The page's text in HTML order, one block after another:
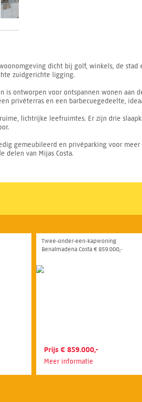
dicht bij golf, winkels, de
zuidgerichte ligging.
ontworpen voor ontspannen wonen aan
privéterras en een barbecuegedeelte,
lichtrijke leefruimtes. Er zijn drie
gemeubileerd en privéparking voor
delen van Mijas Costa.
Twee-onder-een-kapwoning
Benalmadena Costa € 859.000,-
Prijs € 859.000,-
Meer informatie